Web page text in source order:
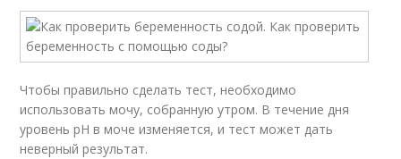
Чтобы правильно сделать тест, необходимо
использовать мочу, собранную утром. В течение дня
уровень pH в моче изменяется, и тест может дать
неверный результат.